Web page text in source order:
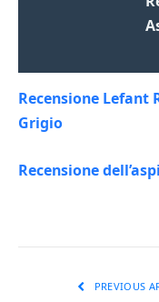
Recensione Lefant
Grigio
Recensione
PREVIOUS